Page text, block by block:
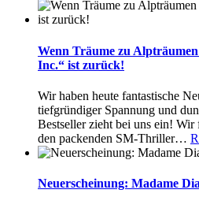
Wenn Träume zu
Inc.“ ist zurück!
Wir haben heute fantastische
tiefgründiger Spannung und
Bestseller zieht bei uns ein! Wir
den packenden SM-Thriller…
Neuerscheinung: Madame